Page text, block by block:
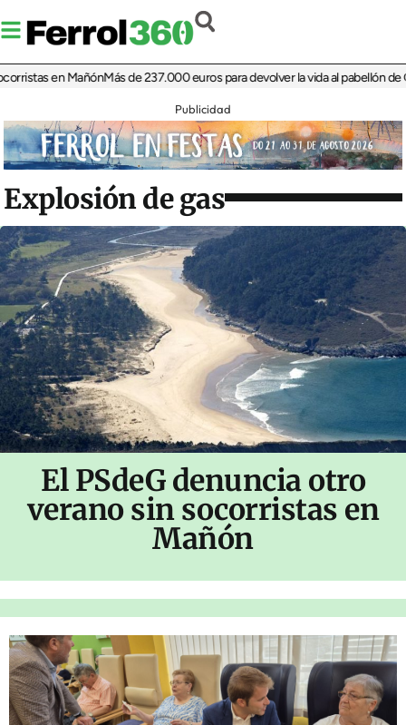
en MañónMás de 237.000 euros para devolver la vida al pabellón de
Publicidad
Explosión de gas
El PSdeG denuncia otro
verano sin socorristas en
Mañón